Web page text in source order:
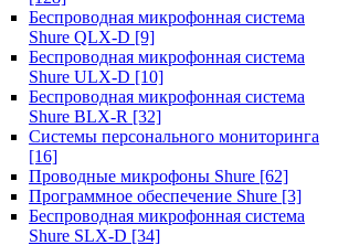
Беспроводная микрофонная система
Shure QLX-D [9]
Беспроводная микрофонная система
Shure ULX-D [10]
Беспроводная микрофонная система
Shure BLX-R [32]
Системы персонального мониторинга
[16]
Проводные микрофоны Shure [62]
Программное обеспечение Shure [3]
Беспроводная микрофонная система
Shure SLX-D [34]